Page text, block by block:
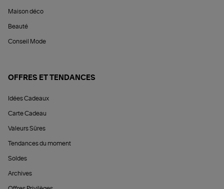
Maison déco
Beauté
Conseil Mode
OFFRES ET TENDANCES
Idées Cadeaux
Carte Cadeau
Valeurs Sûres
Tendances du moment
Soldes
Archives